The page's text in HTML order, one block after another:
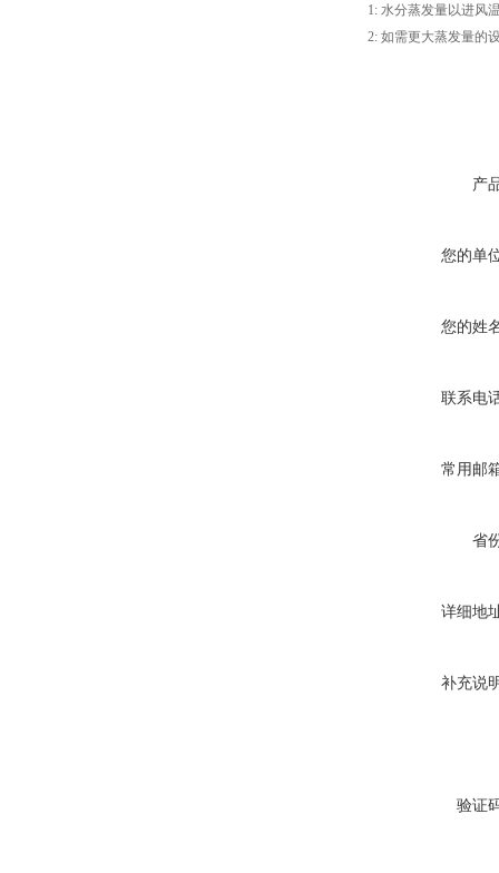
1: 水分蒸发量以进风
2: 如需更大蒸发量的
产
您的单
您的姓
联系电
常用邮
省
详细地
补充说
验证